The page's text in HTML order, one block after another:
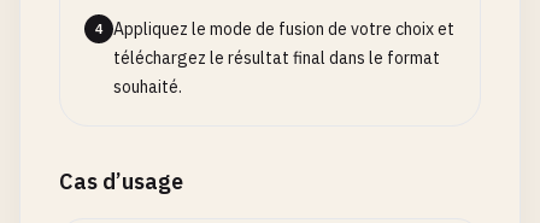
4
Appliquez le mode de fusion de votre choix et
téléchargez le résultat final dans le format
souhaité.
Cas d’usage